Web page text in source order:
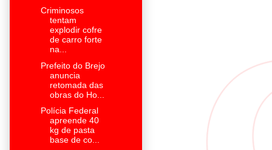
Criminosos
tentam
explodir cofre
de carro forte
na...
Prefeito do Brejo
anuncia
retomada das
obras do Ho...
Polícia Federal
apreende 40
kg de pasta
base de co...